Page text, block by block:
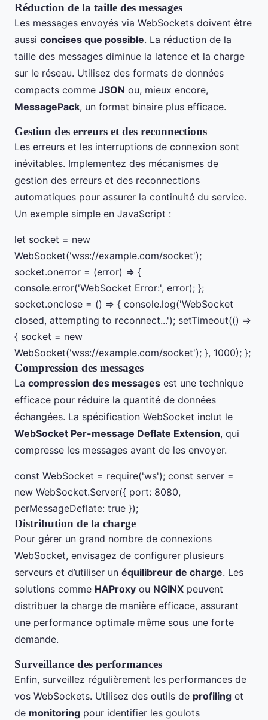
Réduction de la taille des messages
Les messages envoyés via WebSockets doivent être
aussi concises que possible. La réduction de la
taille des messages diminue la latence et la charge
sur le réseau. Utilisez des formats de données
compacts comme JSON ou, mieux encore,
MessagePack, un format binaire plus efficace.
Gestion des erreurs et des reconnections
Les erreurs et les interruptions de connexion sont
inévitables. Implementez des mécanismes de
gestion des erreurs et des reconnections
automatiques pour assurer la continuité du service.
Un exemple simple en JavaScript :
let socket = new
WebSocket('wss://example.com/socket');
socket.onerror = (error) => {
console.error('WebSocket Error:', error); };
socket.onclose = () => { console.log('WebSocket
closed, attempting to reconnect...'); setTimeout(() =>
{ socket = new
WebSocket('wss://example.com/socket'); }, 1000); };
Compression des messages
La compression des messages est une technique
efficace pour réduire la quantité de données
échangées. La spécification WebSocket inclut le
WebSocket Per-message Deflate Extension, qui
compresse les messages avant de les envoyer.
const WebSocket = require('ws'); const server =
new WebSocket.Server({ port: 8080,
perMessageDeflate: true });
Distribution de la charge
Pour gérer un grand nombre de connexions
WebSocket, envisagez de configurer plusieurs
serveurs et d’utiliser un équilibreur de charge. Les
solutions comme HAProxy ou NGINX peuvent
distribuer la charge de manière efficace, assurant
une performance optimale même sous une forte
demande.
Surveillance des performances
Enfin, surveillez régulièrement les performances de
vos WebSockets. Utilisez des outils de profiling et
de monitoring pour identifier les goulots